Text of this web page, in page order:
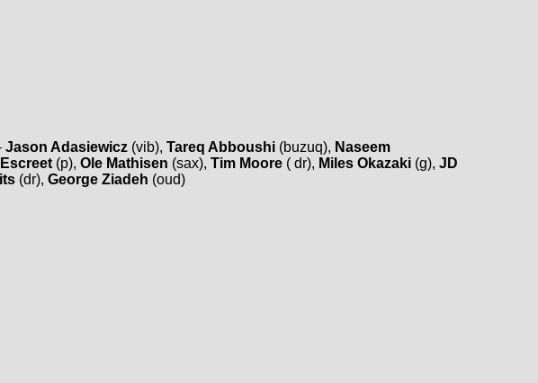
Jason Adasiewicz (vib), Tareq Abboushi (buzuq), Naseem
(p), Ole Mathisen (sax), Tim Moore ( dr), Miles Okazaki (g), JD
(dr), George Ziadeh (oud)